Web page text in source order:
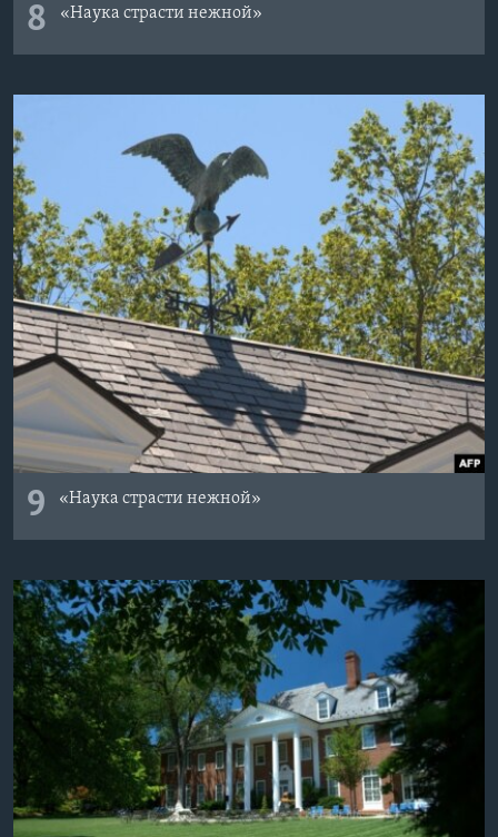
8 «Наука страсти нежной»
9 «Наука страсти нежной»